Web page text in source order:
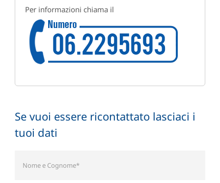
Per informazioni chiama il
Se vuoi essere ricontattato lasciaci i
tuoi dati